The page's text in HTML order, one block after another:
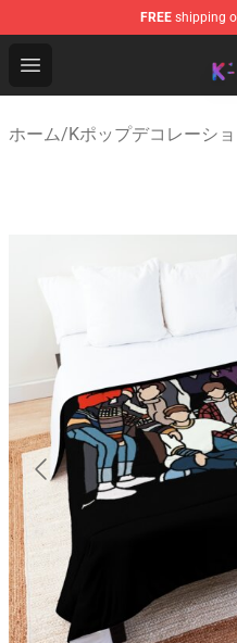
FREE shipping
Open menu
K-pop Store - Official
ホーム/Kポップデコレーシ